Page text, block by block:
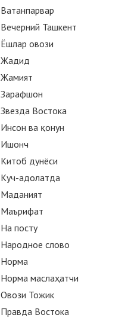
Ватанпарвар
Вечерний Ташкент
Ёшлар овози
Жадид
Жамият
Зарафшон
Звезда Востока
Инсон ва қонун
Ишонч
Китоб дунёси
Куч-адолатда
Маданият
Маърифат
На посту
Народное слово
Норма
Норма маслаҳатчи
Овози Тожик
Правда Востока